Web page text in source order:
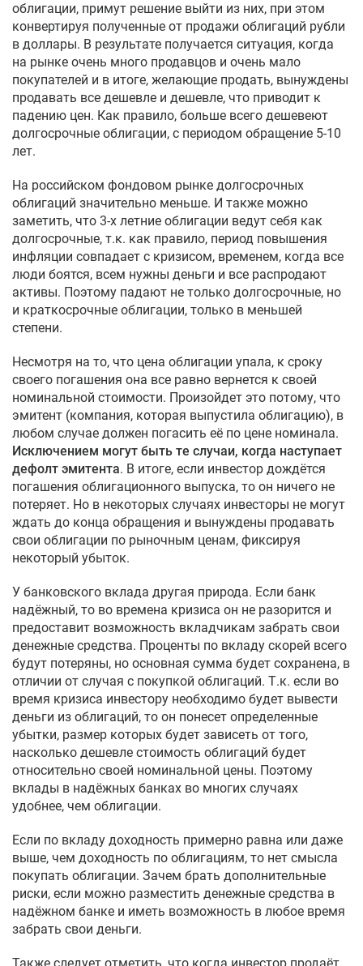
облигации, примут решение выйти из них, при этом
конвертируя полученные от продажи облигаций рубли
в доллары. В результате получается ситуация, когда
на рынке очень много продавцов и очень мало
покупателей и в итоге, желающие продать, вынуждены
продавать все дешевле и дешевле, что приводит к
падению цен. Как правило, больше всего дешевеют
долгосрочные облигации, с периодом обращение 5-10
лет.
На российском фондовом рынке долгосрочных
облигаций значительно меньше. И также можно
заметить, что 3-х летние облигации ведут себя как
долгосрочные, т.к. как правило, период повышения
инфляции совпадает с кризисом, временем, когда все
люди боятся, всем нужны деньги и все распродают
активы. Поэтому падают не только долгосрочные, но
и краткосрочные облигации, только в меньшей
степени.
Несмотря на то, что цена облигации упала, к сроку
своего погашения она все равно вернется к своей
номинальной стоимости. Произойдет это потому, что
эмитент (компания, которая выпустила облигацию), в
любом случае должен погасить её по цене номинала.
Исключением могут быть те случаи, когда наступает
дефолт эмитента. В итоге, если инвестор дождётся
погашения облигационного выпуска, то он ничего не
потеряет. Но в некоторых случаях инвесторы не могут
ждать до конца обращения и вынуждены продавать
свои облигации по рыночным ценам, фиксируя
некоторый убыток.
У банковского вклада другая природа. Если банк
надёжный, то во времена кризиса он не разорится и
предоставит возможность вкладчикам забрать свои
денежные средства. Проценты по вкладу скорей всего
будут потеряны, но основная сумма будет сохранена, в
отличии от случая с покупкой облигаций. Т.к. если во
время кризиса инвестору необходимо будет вывести
деньги из облигаций, то он понесет определенные
убытки, размер которых будет зависеть от того,
насколько дешевле стоимость облигаций будет
относительно своей номинальной цены. Поэтому
вклады в надёжных банках во многих случаях
удобнее, чем облигации.
Если по вкладу доходность примерно равна или даже
выше, чем доходность по облигациям, то нет смысла
покупать облигации. Зачем брать дополнительные
риски, если можно разместить денежные средства в
надёжном банке и иметь возможность в любое время
забрать свои деньги.